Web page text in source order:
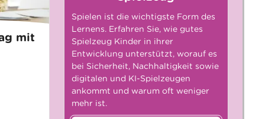
mit
Spielen ist die wichtigste Form des
Lernens. Erfahren Sie, wie gutes
Spielzeug Kinder in ihrer
Entwicklung unterstützt, worauf es
bei Sicherheit, Nachhaltigkeit sowie
digitalen und KI-Spielzeugen
ankommt und warum oft weniger
mehr ist.